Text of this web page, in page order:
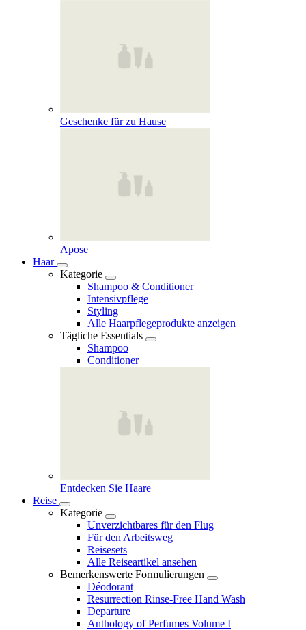
Geschenke für zu Hause
Apose
Haar
Kategorie
Shampoo & Conditioner
Intensivpflege
Styling
Alle Haarpflegeprodukte anzeigen
Tägliche Essentials
Shampoo
Conditioner
Entdecken Sie Haare
Reise
Kategorie
Unverzichtbares für den Flug
Für den Arbeitsweg
Reisesets
Alle Reiseartikel ansehen
Bemerkenswerte Formulierungen
Déodorant
Resurrection Rinse‑Free Hand Wash
Departure
Anthology of Perfumes Volume I